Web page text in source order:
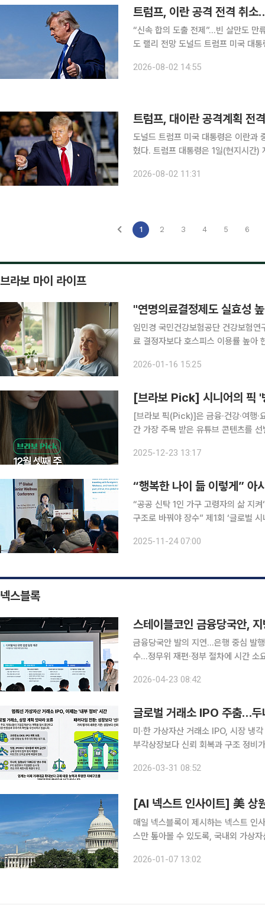
트럼프, 이란 공격 전격 취
“신속 합의 도출 전제”…빈 살만도 만
도 랠리 전망 도널드 트럼프 미국 대
의 상선 통항 재개와 이란의 핵 위협
2026-08-02 14:55
도널드 트럼프 미국 대통령은 이란과
혔다. 트럼프 대통령은 1일(현지시간) 자신의 SNS 트루스소셜에서 "이란과 다른 국가들이 방금 협
각적이고 완전하며 전면적인 개방과
2026-08-02 11:31
1 2 3 4 5 6
브라보 마이 라이프
"연명의료결정제도 실효성
임민경 국민건강보험공단 건강보험
료 결정자보다 호스피스 이용률 높아
2026-01-16 15:25
[브라보 Pick] 시니어의 픽 '
[브라보 픽(Pick)]은 금융·건강·여행
간 가장 주목 받은 유튜브 콘텐츠를
유튜브 주요 채널의 조회 흐름과 포털
2025-12-23 13:17
“행복한 나이 듦 이렇게” 아
“공공 신탁 1인 가구 고령자의 삶 지
구조로 바꿔야 장수” 제1회 ‘글로벌
짚고 장수 시대의 웰니스 모델을 제시
2025-11-24 07:00
넥스블록
스테이블코인 금융당국안,
금융당국안 발의 지연…은행 중심 발
수…정무위 재편·정부 절차에 시간 소
2026’ 오프라인 밋업에서 디지털자
2026-04-23 08:42
글로벌 거래소 IPO 주춤…두
미·한 가상자산 거래소 IPO, 시장 냉
부각상장보다 신뢰 회복과 구조 정비가 먼저 미국과 한국 모두에서 가상자산 거래소
받기 어려워지면서, 상장 추진보다 규
2026-03-31 08:52
매일 넥스블록이 제시하는 넥스트
스만 톺아볼 수 있도록, 국내외 가상
선거로 인해 시장구조법안
2026-01-07 13:02